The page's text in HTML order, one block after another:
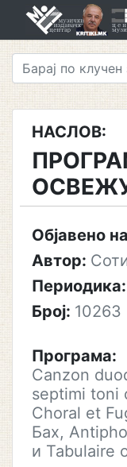
НАСЛОВ:
Објавено
Автор:
Периодика:
Број: 10263
Програма:
Canzon
septimi toni
Choral et
Бах,
и Tabulaire